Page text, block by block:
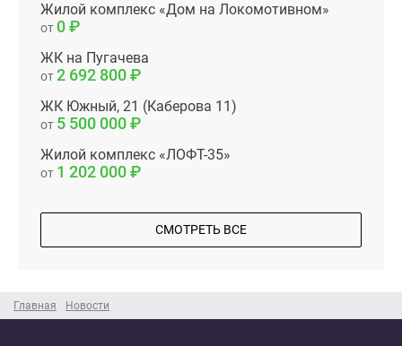
Главная Новости
Жилой комплекс «Дом на Локомотивном»
от 0
ЖК на Пугачева
от2 692 800
ЖК Южный, 21 (Каберова 11)
от 5 500 000
Жилой комплекс «ЛОФТ-35»
от 1 202 000
СМОТРЕТЬ ВСЕ